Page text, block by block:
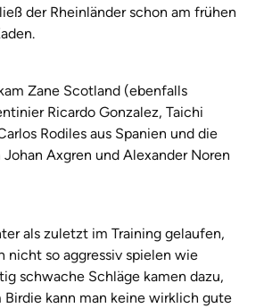
der Rheinländer schon am frühen
Zane Scotland (ebenfalls
Ricardo Gonzalez, Taichi
Rodiles aus Spanien und die
Axgren und Alexander Noren
als zuletzt im Training gelaufen,
nicht so aggressiv spielen wie
schwache Schläge kamen dazu,
kann man keine wirklich gute